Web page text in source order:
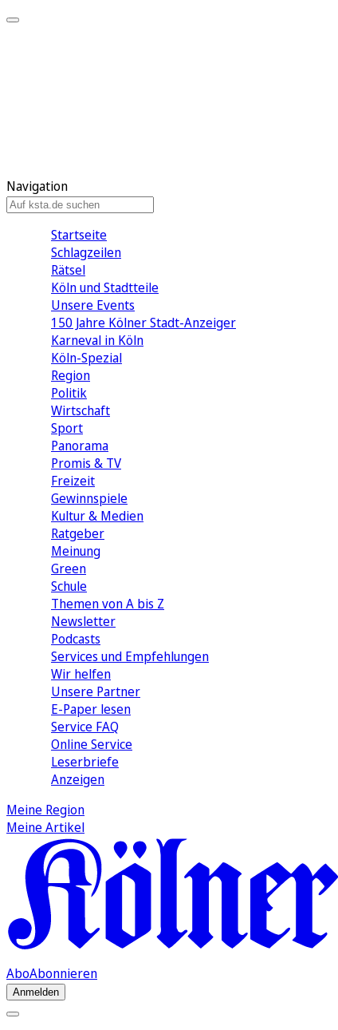
Navigation
Startseite
Schlagzeilen
Rätsel
Köln und Stadtteile
Unsere Events
150 Jahre Kölner Stadt-Anzeiger
Karneval in Köln
Köln-Spezial
Region
Politik
Wirtschaft
Sport
Panorama
Promis & TV
Freizeit
Gewinnspiele
Kultur & Medien
Ratgeber
Meinung
Green
Schule
Themen von A bis Z
Newsletter
Podcasts
Services und Empfehlungen
Wir helfen
Unsere Partner
E-Paper lesen
Service FAQ
Online Service
Leserbriefe
Anzeigen
Meine Region
Meine Artikel
AboAbonnieren
Anmelden